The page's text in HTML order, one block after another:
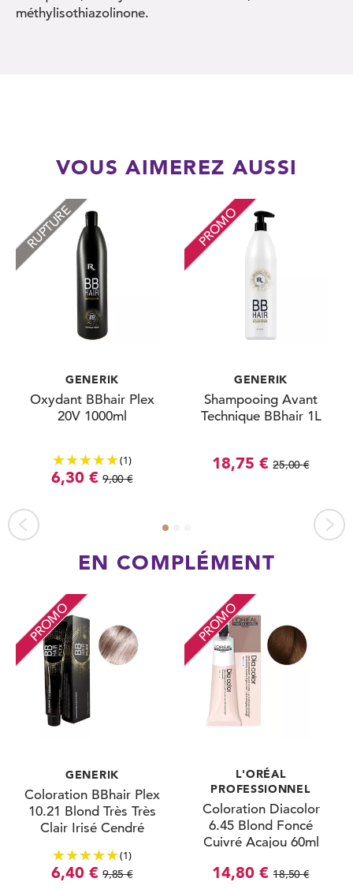
méthylisothiazolinone.
VOUS AIMEREZ AUSSI
RUPTURE
GENERIK
Oxydant BBhair Plex
20V 1000ml
(1)
6,30 € 9,00 €
PROMO
GENERIK
Shampooing Avant
Technique BBhair 1L
18,75 € 25,00 €
EN COMPLÉMENT
PROMO
GENERIK
Coloration BBhair Plex
10.21 Blond Très Très
Clair Irisé Cendré
(1)
6,40 € 9,85 €
PROMO
L'ORÉAL
PROFESSIONNEL
Coloration Diacolor
6.45 Blond Foncé
Cuivré Acajou 60ml
14,80 € 18,50 €